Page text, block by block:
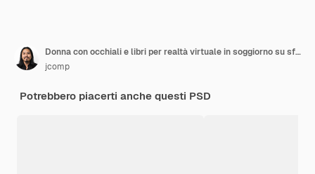
Donna con occhiali e libri per realtà virtuale in soggiorno su sfondo isolato 3d illustrazione Personaggi dei cartoni animati
jcomp
Potrebbero piacerti anche questi PSD